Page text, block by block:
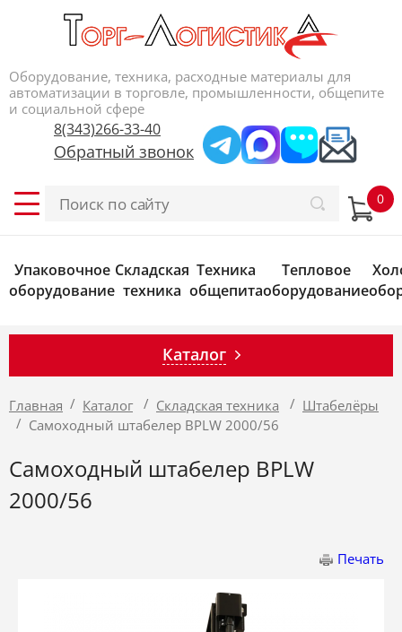
Оборудование, техника, расходные материалы для
автоматизации в торговле, промышленности, общепите
и социальной сфере
8(343)266-33-40
Обратный звонок
Упаковочное
оборудование
Складская
техника
Техника
общепита
Тепловое
оборудование
Каталог
Главная / Каталог / Складская техника / Штабелёры
/ Самоходный штабелер BPLW 2000/56
Самоходный штабелер BPLW
2000/56
Печать